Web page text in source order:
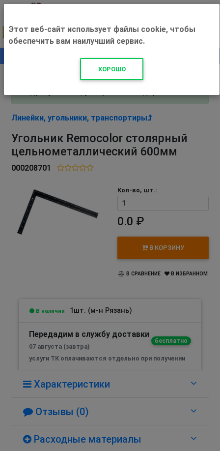
+500 ₽
Внимание! С 3 августа магазин работает по
Линейки, угольники, транспортиры
Угольник Remocolor столярный
цельнометаллический 600мм
000208701
Кол-во, шт.:
0.0 ₽
В КОРЗИНУ
В СРАВНЕНИЕ В ИЗБРАННОМ
В наличии 1шт. (м-н Рязань)
Передадим в службу доставки
бесплатно
07 августа (завтра)
услуги ТК оплачиваются отдельно при получении
Характеристики
Отзывы (0)
Расходные материалы
Этот веб-сайт использует файлы cookie, чтобы
обеспечить вам наилучший сервис.
ХОРОШО